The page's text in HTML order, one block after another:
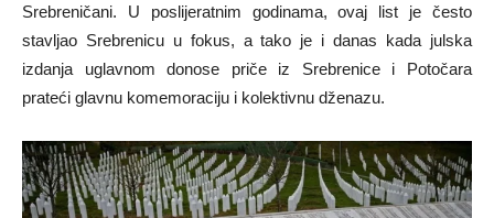
Srebreničani. U poslijeratnim godinama, ovaj list je često
stavljao Srebrenicu u fokus, a tako je i danas kada julska
izdanja uglavnom donose priče iz Srebrenice i Potočara
prateći glavnu komemoraciju i kolektivnu dženazu.